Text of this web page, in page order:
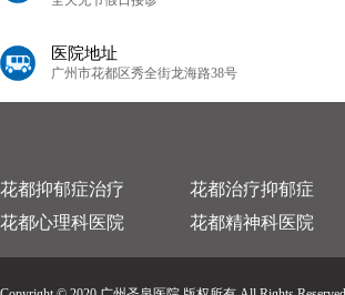
医院地址
广州市花都区秀全街龙海路38号
花都抑郁症治疗 花都治疗抑郁症
花都心理科医院
花都精神科医院